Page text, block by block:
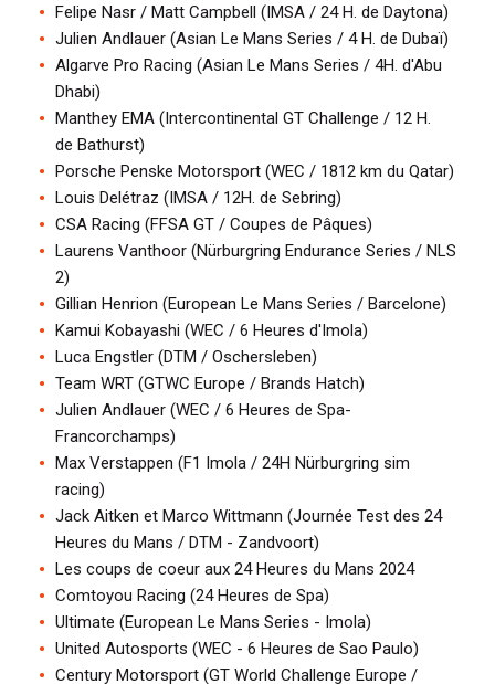
Felipe Nasr / Matt Campbell (IMSA / 24 H. de Daytona)
Julien Andlauer (Asian Le Mans Series / 4 H. de Dubaï)
Algarve Pro Racing (Asian Le Mans Series / 4H. d'Abu
Dhabi)
Manthey EMA (Intercontinental GT Challenge / 12 H.
de Bathurst)
Porsche Penske Motorsport (WEC / 1812 km du Qatar)
Louis Delétraz (IMSA / 12H. de Sebring)
CSA Racing (FFSA GT / Coupes de Pâques)
Laurens Vanthoor (Nürburgring Endurance Series / NLS
2)
Gillian Henrion (European Le Mans Series / Barcelone)
Kamui Kobayashi (WEC / 6 Heures d'Imola)
Luca Engstler (DTM / Oschersleben)
Team WRT (GTWC Europe / Brands Hatch)
Julien Andlauer (WEC / 6 Heures de Spa-
Francorchamps)
Max Verstappen (F1 Imola / 24H Nürburgring sim
racing)
Jack Aitken et Marco Wittmann (Journée Test des 24
Heures du Mans / DTM - Zandvoort)
Les coups de coeur aux 24 Heures du Mans 2024
Comtoyou Racing (24 Heures de Spa)
Ultimate (European Le Mans Series - Imola)
United Autosports (WEC - 6 Heures de Sao Paulo)
Century Motorsport (GT World Challenge Europe /